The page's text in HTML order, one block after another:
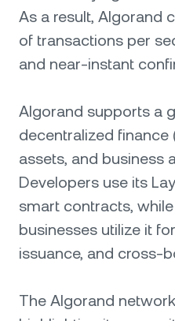
As a result, Algorand
of transactions per
and near-instant
Algorand supports a
decentralized finance
assets, and business
Developers use its
smart contracts,
businesses utilize it
issuance, and cross-
The Algorand